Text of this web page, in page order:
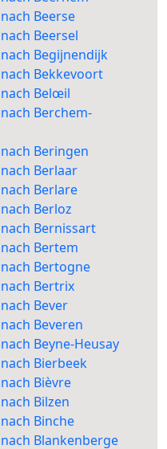
Beerse
Beersel
Begijnendijk
Bekkevoort
Belœil
Berchem-
Beringen
Berlaar
Berlare
Berloz
Bernissart
Bertem
Bertogne
Bertrix
Bever
Beveren
Beyne-Heusay
Bierbeek
Bièvre
Bilzen
Binche
Blankenberge